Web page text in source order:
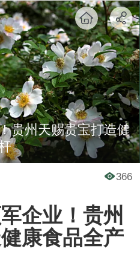
贵州天赐贵宝打造健
366
企业！贵州
康食品全产